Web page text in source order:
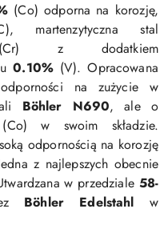
(Co) odporna na korozję,
martenzytyczna stal
(Cr) z dodatkiem
0.10% (V). Opracowana
na zużycie w
Böhler N690, ale o
w swoim składzie.
odpornością na korozję
z najlepszych obecnie
w przedziale 58-
Böhler Edelstahl
w